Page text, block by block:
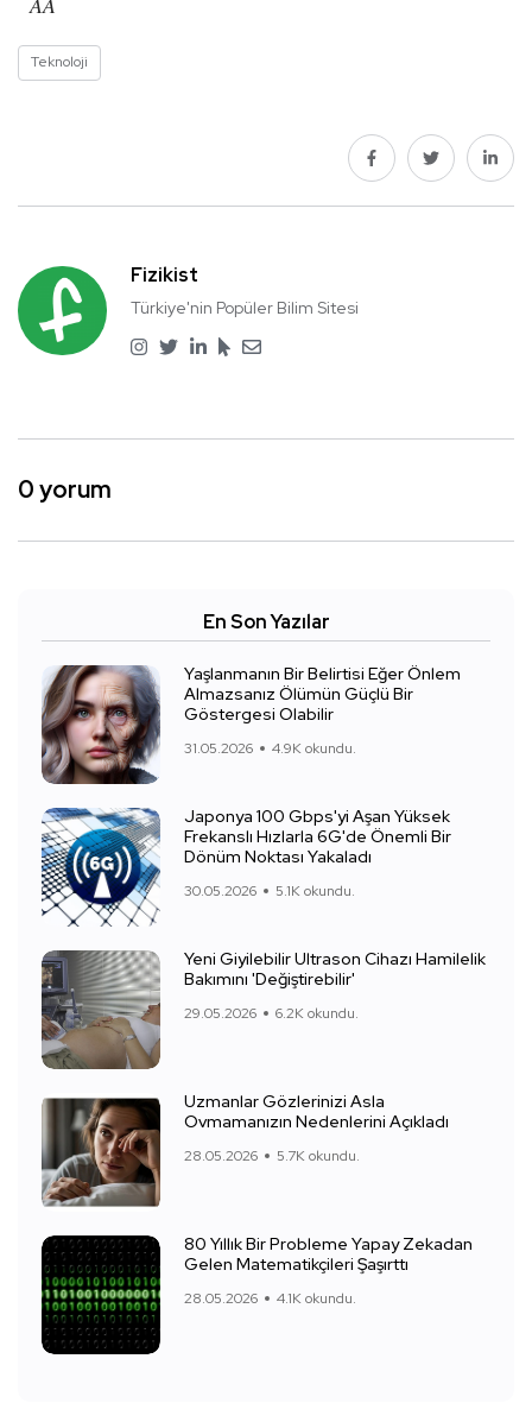
Teknoloji
Fizikist
Türkiye'nin Popüler Bilim Sitesi
0 yorum
En Son Yazılar
Yaşlanmanın Bir Belirtisi Eğer Önlem
Almazsanız Ölümün Güçlü Bir
Göstergesi Olabilir
31.05.2026 4.9K okundu.
Japonya 100 Gbps'yi Aşan Yüksek
Frekanslı Hızlarla 6G'de Önemli Bir
Dönüm Noktası Yakaladı
30.05.2026 5.1K okundu.
Yeni Giyilebilir Ultrason Cihazı Hamilelik
Bakımını 'Değiştirebilir'
29.05.2026 6.2K okundu.
Uzmanlar Gözlerinizi Asla
Ovmamanızın Nedenlerini Açıkladı
28.05.2026 5.7K okundu.
80 Yıllık Bir Probleme Yapay Zekadan
Gelen Matematikçileri Şaşırttı
28.05.2026 4.1K okundu.